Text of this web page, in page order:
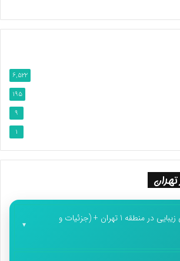
6,522
195
9
1
بهترین کلینیک های زیبایی در منطقه 1 تهران + (جزئیات و